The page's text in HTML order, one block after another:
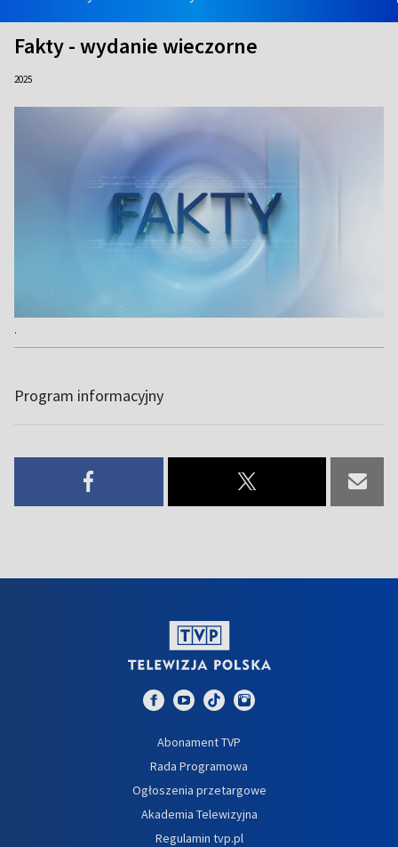
Fakty - wydanie wieczorne
2025
.
Program informacyjny
Abonament TVP
Rada Programowa
Ogłoszenia przetargowe
Akademia Telewizyjna
Regulamin tvp.pl